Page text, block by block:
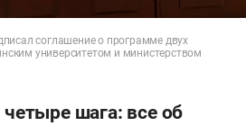
соглашение о программе двух
университетом и министерством
шага: все об